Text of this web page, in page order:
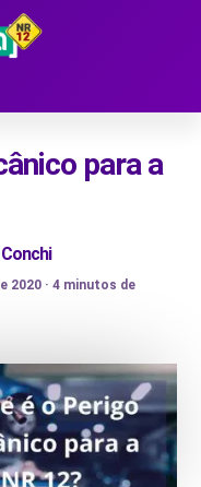
para a
2020 ·4 minutos de